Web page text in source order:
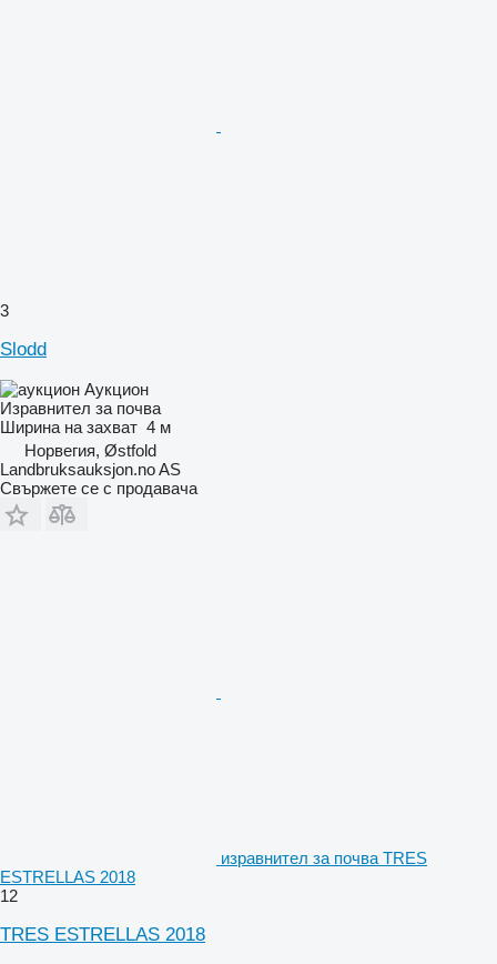
3
Slodd
Аукцион
Изравнител за почва
Ширина на захват 4 м
Норвегия, Østfold
Landbruksauksjon.no AS
Свържете се с продавача
изравнител за почва TRES
ESTRELLAS 2018
12
TRES ESTRELLAS 2018